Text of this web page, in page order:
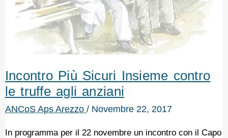
Incontro Più Sicuri Insieme contro
le truffe agli anziani
ANCoS Aps Arezzo / Novembre 22, 2017
In programma per il 22 novembre un incontro con il Capo